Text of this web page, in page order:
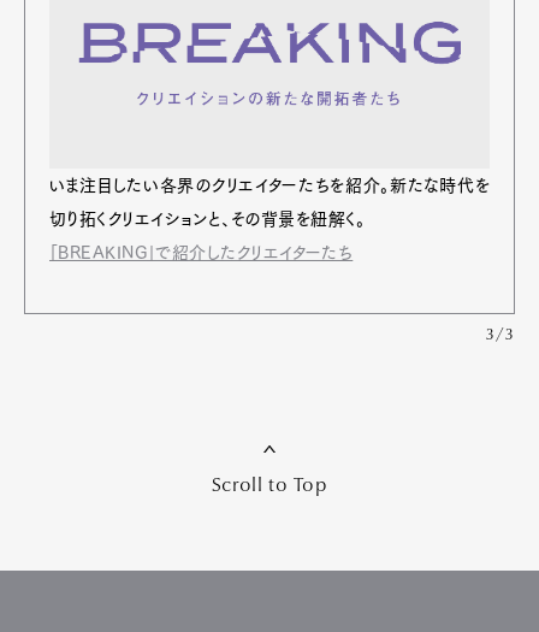
いま注⽬したい各界のクリエイターたちを紹介。新たな時代を
切り拓くクリエイションと、その背景を紐解く。
「BREAKING」で紹介したクリエイターたち
3/3
Scroll to Top